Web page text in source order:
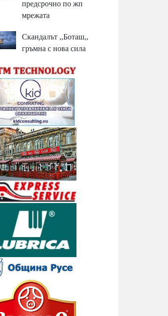
предсрочно по жп
мрежата
Скандалът ,,Боташ,,
гръмна с нова сила